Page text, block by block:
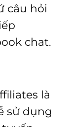
câu hỏi
chat.
là
sử dụng